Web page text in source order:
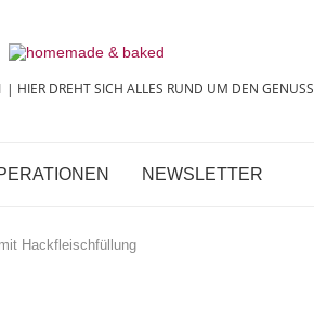
| HIER DREHT SICH ALLES RUND UM DEN GENUSS
NEWSLETTER
Hackfleischfüllung